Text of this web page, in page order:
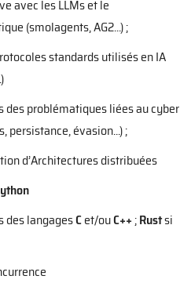
avec les LLMs et le
(smolagents,AG2...) ;
standards utilisés en IA
des problématiques liées au cyber
évasion...) ;
d’Architectures distribuées
des langagesCet/ouC++;Rustsi